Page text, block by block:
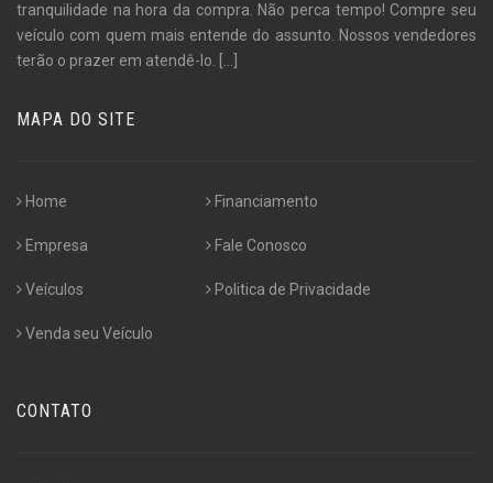
tranquilidade na hora da compra. Não perca tempo! Compre seu
veículo com quem mais entende do assunto. Nossos vendedores
terão o prazer em atendê-lo.
MAPA DO SITE
Home
Empresa
Veículos
Venda seu Veículo
Financiamento
Fale Conosco
Politica de Privacidade
CONTATO